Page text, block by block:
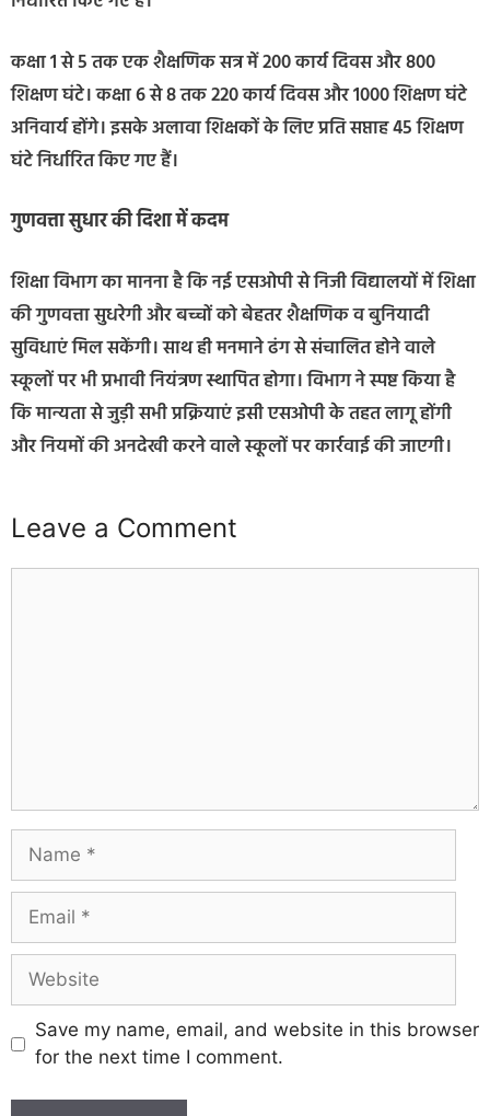
कक्षा 1 से 5 तक एक शैक्षणिक सत्र में 200 कार्य दिवस और 800
शिक्षण घंटे। कक्षा 6 से 8 तक 220 कार्य दिवस और 1000 शिक्षण घंटे
अनिवार्य होंगे। इसके अलावा शिक्षकों के लिए प्रति सप्ताह 45 शिक्षण
घंटे निर्धारित किए गए हैं।
गुणवत्ता सुधार की दिशा में कदम
शिक्षा विभाग का मानना है कि नई एसओपी से निजी विद्यालयों में शिक्षा
की गुणवत्ता सुधरेगी और बच्चों को बेहतर शैक्षणिक व बुनियादी
सुविधाएं मिल सकेंगी। साथ ही मनमाने ढंग से संचालित होने वाले
स्कूलों पर भी प्रभावी नियंत्रण स्थापित होगा। विभाग ने स्पष्ट किया है
कि मान्यता से जुड़ी सभी प्रक्रियाएं इसी एसओपी के तहत लागू होंगी
और नियमों की अनदेखी करने वाले स्कूलों पर कार्रवाई की जाएगी।
Leave a Comment
Save my name, email, and website in this browser
for the next time I comment.